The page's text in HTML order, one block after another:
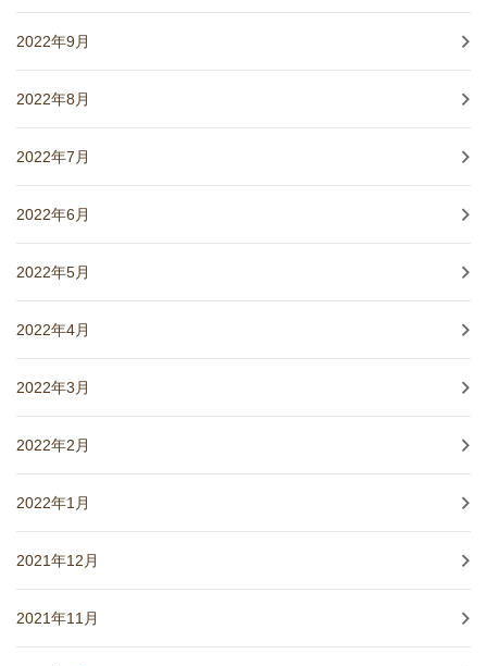
2022年9月
2022年8月
2022年7月
2022年6月
2022年5月
2022年4月
2022年3月
2022年2月
2022年1月
2021年12月
2021年11月